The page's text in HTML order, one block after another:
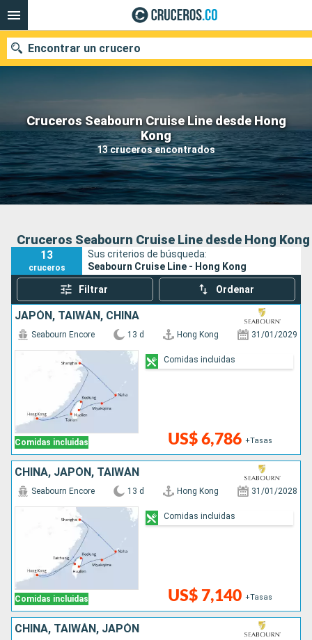
Cruceros Seabourn Cruise Line desde Hong
Kong
13 cruceros encontrados
Encontrar un crucero
Fecha de salida
Buscar
Cruceros Seabourn Cruise Line desde Hong Kong
13
cruceros
Sus criterios de búsqueda:
Seabourn Cruise Line - Hong Kong
Filtrar Ordenar
JAPÓN, TAIWÁN, CHINA
Comidas incluidas
Seabourn Encore 13 d Hong Kong 31/01/2029
US$ 6,786 +Tasas
Comidas incluidas
CHINA, JAPÓN, TAIWÁN
Comidas incluidas
Seabourn Encore 13 d Hong Kong 31/01/2028
US$ 7,140 +Tasas
Comidas incluidas
CHINA, TAIWÁN, JAPÓN